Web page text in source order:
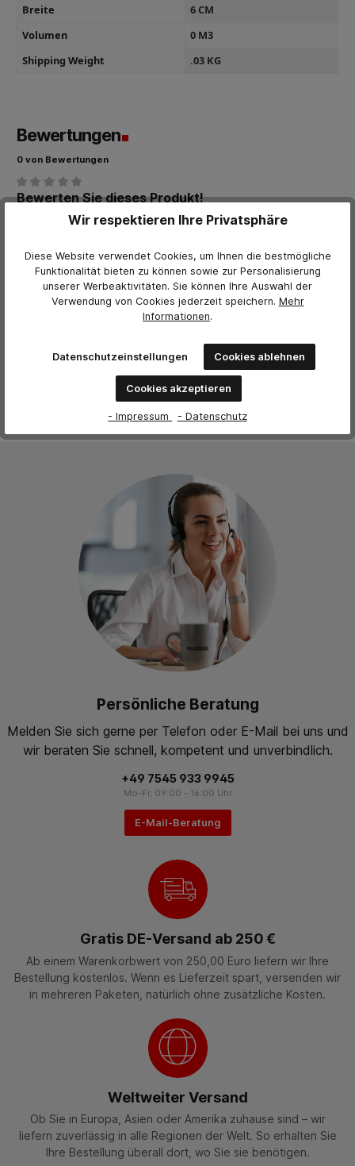
Breite
6 CM
Volumen
0 M3
Shipping Weight
.03 KG
Bewertungen
0 von Bewertungen
Durchschnittliche Bewertung von 0 von 5 Sternen
Bewerten Sie dieses Produkt!
Teilen Sie Ihre Erfahrungen mit anderen Kunden.
Bewertung schreiben
Bewertungen nur in der aktuellen Sprache anzeigen.
mit anderen.
Persönliche Beratung
Melden Sie sich gerne per Telefon oder E-Mail bei uns und
wir beraten Sie schnell, kompetent und unverbindlich.
+49 7545 933 9945
Mo-Fr, 09:00 - 16:00 Uhr
E-Mail-Beratung
Gratis DE-Versand ab 250 €
Ab einem Warenkorbwert von 250,00 Euro liefern wir Ihre
Bestellung kostenlos. Wenn es Lieferzeit spart, versenden wir
in mehreren Paketen, natürlich ohne zusätzliche Kosten.
Weltweiter Versand
Ob Sie in Europa, Asien oder Amerika zuhause sind – wir
liefern zuverlässig in alle Regionen der Welt. So erhalten Sie
Ihre Bestellung überall dort, wo Sie sie benötigen.
Wir respektieren Ihre Privatsphäre
Diese Website verwendet Cookies, um Ihnen die bestmögliche
Funktionalität bieten zu können sowie zur Personalisierung
unserer Werbeaktivitäten. Sie können Ihre Auswahl der
Verwendung von Cookies jederzeit speichern. Mehr
Informationen.
Datenschutzeinstellungen Cookies ablehnen
Cookies akzeptieren
- Impressum - Datenschutz